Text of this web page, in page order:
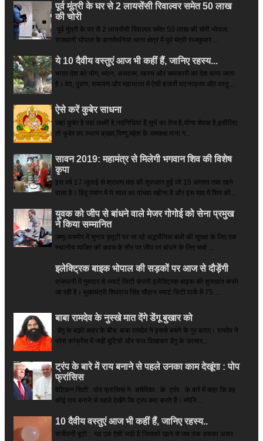
पूर्व मूंत्री के घर से 2 लायसेंसी रिवाल्वर समेत 50 लाख
की चोरी
पूर्व मूंत्री के घर से 2 लायसेंसी रिवाल्वर समेत 50 लाख की चोरी भोपाल:
राजधानी भोपाल के बागसेवनिया थाना क्षेत्र में पूर्व मंत्री राजकुमार ...
ये 10 दैवीय वस्तुएं आज भी कहीं हैं, जानिए रहस्य...
भारत देश को योग, ध्यान, अध्यात्म, रहस्य और चमत्कारों का देश माना जाता
है। वेद, पुराण, रामायण और महाभारत में ऐसी हजारों घटनाक्रम और वस्तु...
ऐसे करें कुबेर साधना
जहां कुबेर है­ वहां लक्ष्मी है,नवनिधियां हैं,सूर्य का तेज है,योग्य सेवक है,इसीलिए
तो कुबेर का स्थान ब्रह्मा,विष्णु,महेश के समकक्ष माना ग...
सावन 2019: महामंत्र से मिलेगी भगवान शिव की विशेष
कृपा
इस वर्ष 17 जुलाई से श्रावण माह की शुरुआत हुई जो 15 अगस्त तक रहने
वाला है। हिंदू पंचांग में ये साल का पांचवा महीना है और इस माह में शिव की...
युवक को जीप से बांधने वाले मेजर गोगोई को सेना प्रमुख
ने किया सम्‍मानित
जम्मू-कश्मीर में चुनाव ड्यूटी पर जा रहे अद्धसैनिक बलों की सुरक्षा के लिए एक
स्थानीय व्यक्ति को कवच के तौर पर जीप पर बांधने के लिए चर्चा ...
इलेक्ट्रिक बाइक भोपाल की सड़कों पर आज से दौड़ेंगी
राजधानी में गुरुवार से स्मार्ट सिटी कंपनी इलेक्ट्रिक बाइक की शुरुआत करने
जा रही है। मुख्यमंत्री शिवराज सिंह चौहान स्मार्ट सिटी पार्क में 75 ...
बाबा रामदेव के नुस्खे मात देंगे डेंगू बुखार को
डेंगू के बढ़ते कहर के बीच बाबा रामदेव ने इससे बचने के गुर बताए। रामदेव ने
प्रेस कांफ्रेंस में जड़ी बूटियों और फल दिखाकर डेंगू के उपचार...
ट्रंप के बारे में राय बनाने से पहले उनका काम देखूंगा : पोप
फ्रांसिस
वेटिकन सिटी: पोप फ्रांसिस ने अमेरिका के ट्रंप के बारे में कहा कि वह
कोई राय बनाने से पहले देखेंगे कि ट्रंप क्या करते हैं। स्पेनि...
10 दैवीय वस्तुएं आज भी कहीं हैं, जानिए रहस्य..
संजीवनी बूटी : यह एक ऐसी जड़ी है जिसको खाने से जब तक उसका असर